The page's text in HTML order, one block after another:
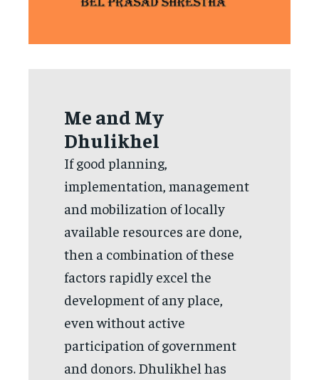
Me and My
Dhulikhel
If good planning,
implementation, management
and mobilization of locally
available resources are done,
then a combination of these
factors rapidly excel the
development of any place,
even without active
participation of government
and donors. Dhulikhel has